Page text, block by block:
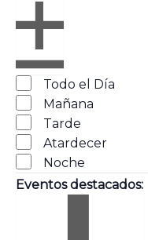
Abrir
filtroCerrar
filtro
HorarioTodo el Día
Mañana
Tarde
Atardecer
Noche
Eventos destacados: